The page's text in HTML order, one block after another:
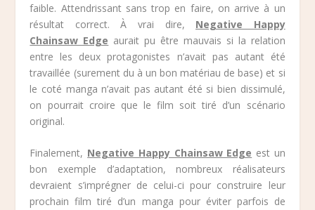
faible. Attendrissant sans trop en faire, on arrive à un
résultat correct. À vrai dire, Negative Happy
Chainsaw Edge aurait pu être mauvais si la relation
entre les deux protagonistes n’avait pas autant été
travaillée (surement du à un bon matériau de base) et si
le coté manga n’avait pas autant été si bien dissimulé,
on pourrait croire que le film soit tiré d’un scénario
original.
Finalement, Negative Happy Chainsaw Edge est un
bon exemple d’adaptation, nombreux réalisateurs
devraient s’imprégner de celui-ci pour construire leur
prochain film tiré d’un manga pour éviter parfois de